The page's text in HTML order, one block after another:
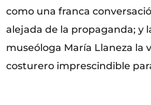
como una franca
alejada de la propaganda; y
museóloga María Llaneza la
costurero imprescindible